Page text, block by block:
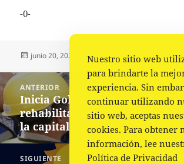
-0-
Publicado
junio 20, 2023 Autor
Comunicado Categorías
Estado,
Navegación
de
entradas
ANTERIOR
Entrada
anterior:
Inicia Gobierno del Estado la
rehabilitación del sistema de
la capital de Oaxaca
SIGUIENTE
Nuestro sitio web
para brindarte la
experiencia. Sin
continuar utilizando
sitio web, aceptas
cookies. Para obtener
información, lee
Política de Privacidad